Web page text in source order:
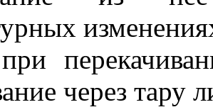
при
через тару